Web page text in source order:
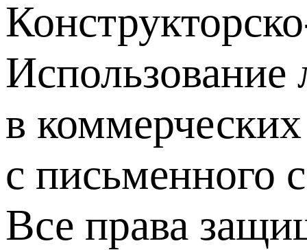
в
с письменного
Все права